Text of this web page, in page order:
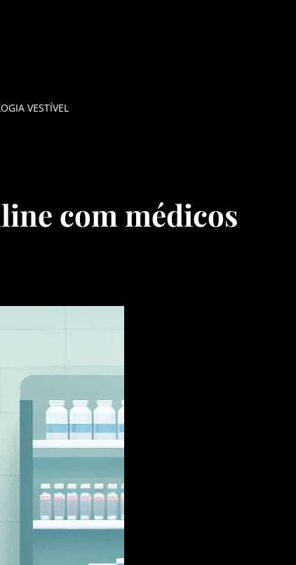
VESTÍVEL
com médicos